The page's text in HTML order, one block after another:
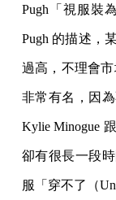
Pugh「視服裝
Pugh 的描述，
過高，不理會
非常有名，因
Kylie Minogue
卻有很長一段
服「穿不了（